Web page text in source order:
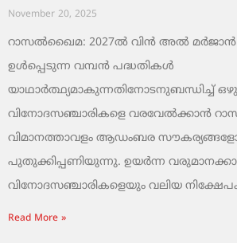
November 20, 2025
റാസൽഖൈമ: 2027ൽ വിൻ അൽ
ഉൾപ്പെടുന്ന വമ്പൻ പദ്ധതികൾ
യാഥാർത്ഥ്യമാകുന്നതിനോടനുബന്ധിച്ച്
വിനോദസഞ്ചാരികളെ വരവേൽക്കാൻ
വിമാനത്താവളം ആഡംബര
പുതുക്കിപ്പണിയുന്നു. ഉയർന്ന
വിനോദസഞ്ചാരികളെയും വലിയ
Read More »